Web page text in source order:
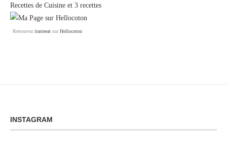
Recettes de Cuisine et 3 recettes
Retrouvez itasteeat surHellocoton
INSTAGRAM